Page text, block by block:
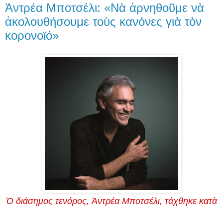
Ἀντρέα Μποτσέλι: «Νὰ ἀρνηθοῦμε νὰ
ἀκολουθήσουμε τοὺς κανόνες γιὰ τὸν
κορονοϊό»
Ὁ διάσημος τενόρος, Ἀντρέα Μποτσέλι, τάχθηκε κατὰ